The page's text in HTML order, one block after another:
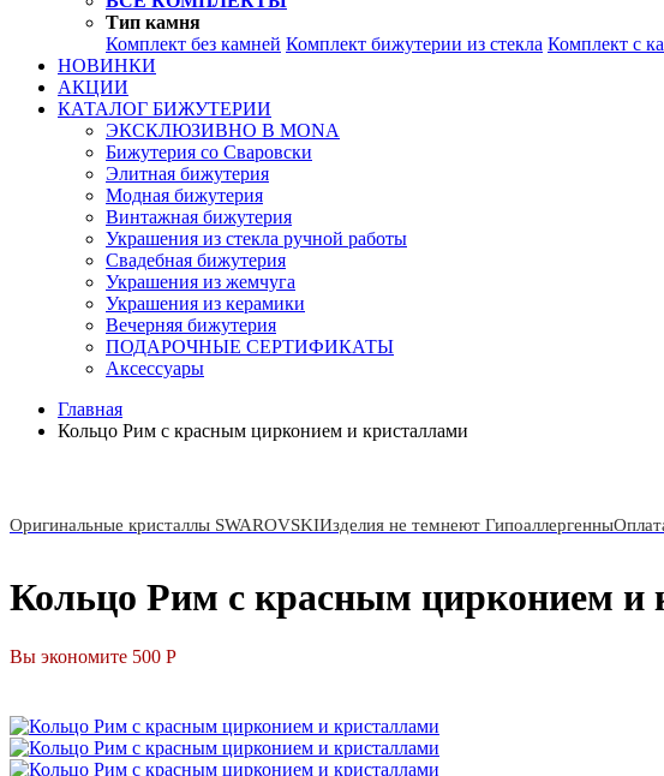
Тип камня
Комплект без камней Комплект бижутерии из стекла Комплект с
НОВИНКИ
АКЦИИ
КАТАЛОГ БИЖУТЕРИИ
ЭКСКЛЮЗИВНО В MONA
Бижутерия со Сваровски
Элитная бижутерия
Модная бижутерия
Винтажная бижутерия
Украшения из стекла ручной работы
Свадебная бижутерия
Украшения из жемчуга
Украшения из керамики
Вечерняя бижутерия
ПОДАРОЧНЫЕ СЕРТИФИКАТЫ
Аксессуары
Главная
Кольцо Рим с красным цирконием и кристаллами
Оригинальные кристаллы SWAROVSKIИзделия не темнеют Гипоаллергенны
Кольцо Рим с красным цирконием и
Вы экономите 500 Р